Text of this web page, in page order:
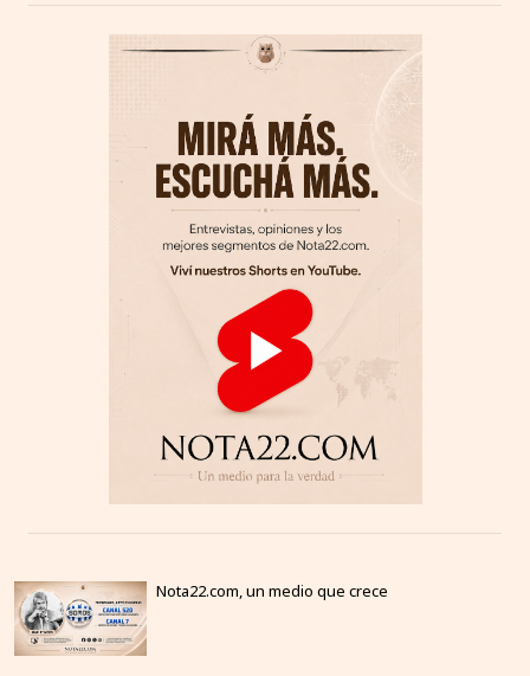
Nota22.com, un medio que crece